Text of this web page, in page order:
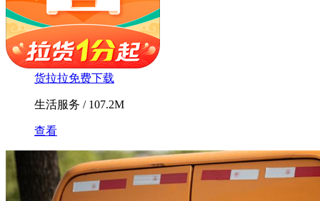
货拉拉免费下载
生活服务 / 107.2M
查看